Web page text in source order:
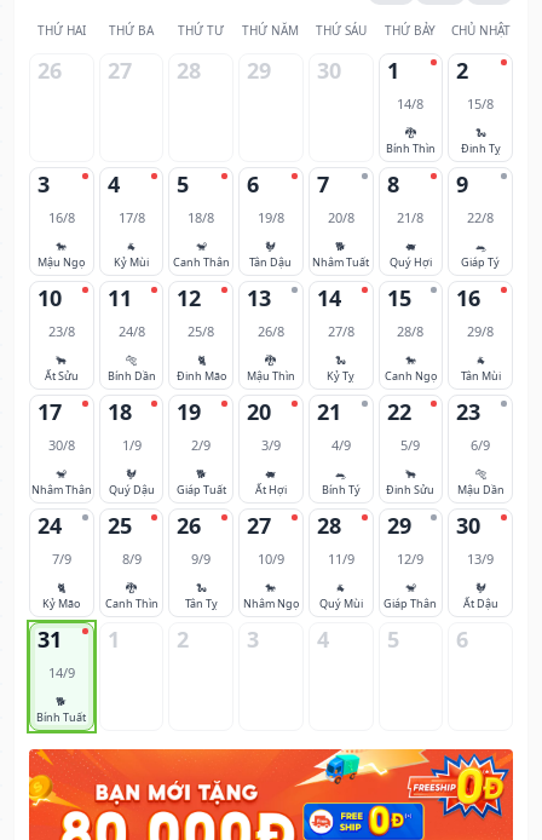
THỨ HAI THỨ BA THỨ TƯ THỨ NĂM THỨ SÁU THỨ BẢY CHỦ NHẬT
26 27 28 29 30 1
14/8
🐉
Bính Thìn
2
15/8
🐍
Đinh Tỵ
3
16/8
🐎
Mậu Ngọ
4
17/8
🐐
Kỷ Mùi
5
18/8
🐒
Canh Thân
6
19/8
🐓
Tân Dậu
7
20/8
🐕
Nhâm Tuất
8
21/8
🐖
Quý Hợi
9
22/8
🐀
Giáp Tý
10
23/8
🐂
Ất Sửu
11
24/8
🐅
Bính Dần
12
25/8
🐈
Đinh Mão
13
26/8
🐉
Mậu Thìn
14
27/8
🐍
Kỷ Tỵ
15
28/8
🐎
Canh Ngọ
16
29/8
🐐
Tân Mùi
17
30/8
🐒
Nhâm Thân
18
1/9
🐓
Quý Dậu
19
2/9
🐕
Giáp Tuất
20
3/9
🐖
Ất Hợi
21
4/9
🐀
Bính Tý
22
5/9
🐂
Đinh Sửu
23
6/9
🐅
Mậu Dần
24
7/9
🐈
Kỷ Mão
25
8/9
🐉
Canh Thìn
26
9/9
🐍
Tân Tỵ
27
10/9
🐎
Nhâm Ngọ
28
11/9
🐐
Quý Mùi
29
12/9
🐒
Giáp Thân
30
13/9
🐓
Ất Dậu
31
14/9
🐕
Bính Tuất
1 2 3 4 5 6